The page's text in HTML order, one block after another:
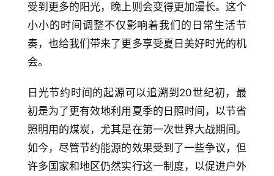
受到更多的阳光，晚上则会变得更加漫长。这个
小小的时间调整不仅影响着我们的日常生活节
奏，也给我们带来了更多享受夏日美好时光的机
会。
日光节约时间的起源可以追溯到20世纪初，最
初是为了更有效地利用夏季的日照时间，以节省
照明用的煤炭，尤其是在第一次世界大战期间。
如今，尽管节约能源的效果受到了一些争议，但
许多国家和地区仍然实行这一制度，以促进户外